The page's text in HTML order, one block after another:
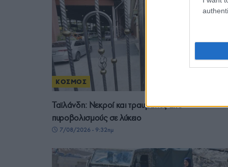
ΚΟΣΜΟΣ
Ταϊλάνδη: Νεκροί και τραυματίες από
πυροβολισμούς σε λύκειο
7/08/2026 - 9:32πμ